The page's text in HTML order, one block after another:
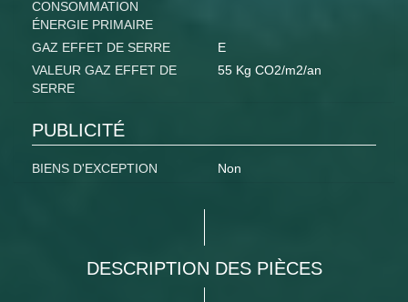
CONSOMMATION
ÉNERGIE PRIMAIRE
GAZ EFFET DE SERRE
E
VALEUR GAZ EFFET DE
SERRE
55 Kg CO2/m2/an
PUBLICITÉ
BIENS D'EXCEPTION Non
DESCRIPTION DES PIÈCES